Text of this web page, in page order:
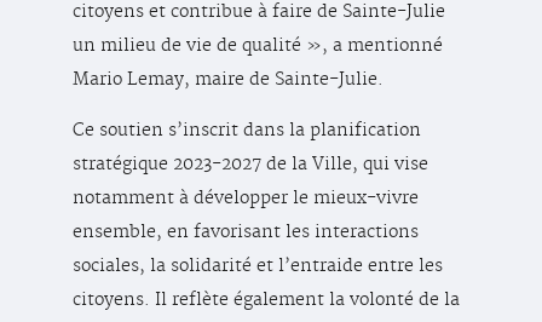
citoyens et contribue à faire de Sainte-Julie
un milieu de vie de qualité », a mentionné
Mario Lemay, maire de Sainte-Julie.
Ce soutien s’inscrit dans la planification
stratégique 2023-2027 de la Ville, qui vise
notamment à développer le mieux-vivre
ensemble, en favorisant les interactions
sociales, la solidarité et l’entraide entre les
citoyens. Il reflète également la volonté de la